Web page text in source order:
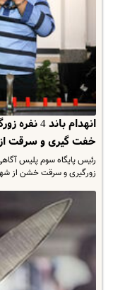
انهدام
خفت گیری و سرقت از 100
زورگیری و سرقت خشن از